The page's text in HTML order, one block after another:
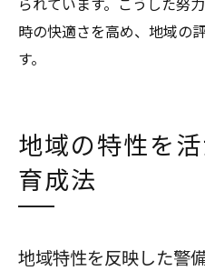
時の快適さを高め、地域の
す。
地域の特性を
育成法
地域特性を反映した警